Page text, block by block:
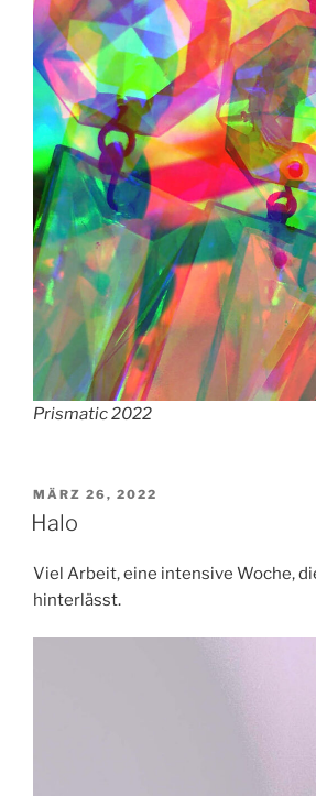
Prismatic 2022
VERÖFFENTLICHT
AM
MÄRZ 26, 2022
Halo
Viel Arbeit, eine intensive Woche,
hinterlässt.